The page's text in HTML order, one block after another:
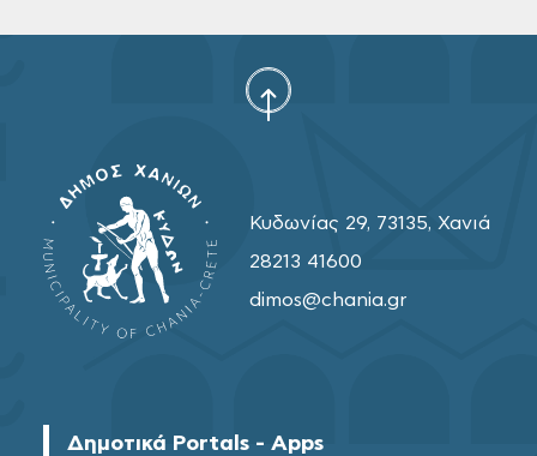
Κυδωνίας 29, 73135, Χανιά
28213 41600
dimos@chania.gr
Δημοτικά Portals - Apps